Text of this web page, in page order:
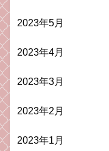
2023年5月
2023年4月
2023年3月
2023年2月
2023年1月